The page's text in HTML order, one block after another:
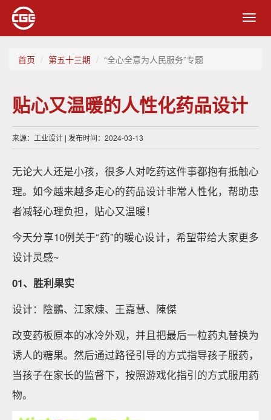
首页 第五十三期 “全心全意为人民服务”专题
贴心又温暖的人性化药品设计
来源：工业设计 | 发布时间：2024-03-13
无论大人还是小孩，很多人对吃药这件事都抱有抵触心
理。如今越来越多走心的药品设计非常人性化，帮助患
者减轻心理负担，贴心又温暖！
今天分享10例关于“药”的暖心设计，希望带给大家更多
设计灵感~
01、胜利果实
设计：陰鵬、江家煉、王嘉慧、陳傑
改变药板原本的冰冷外观，并且把最后一粒药丸替换为
诱人的糖果。然后通过路径引导的方式指导孩子服药，
当孩子在家长的监督下，按照游戏化指引的方式服用药
物。